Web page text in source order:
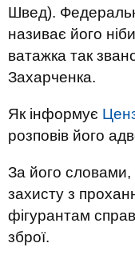
Швед).
називає його
ватажка так
Захарченка.
Як інформує
розповів його
За його словами,
захисту з
фігурантам
зброї.